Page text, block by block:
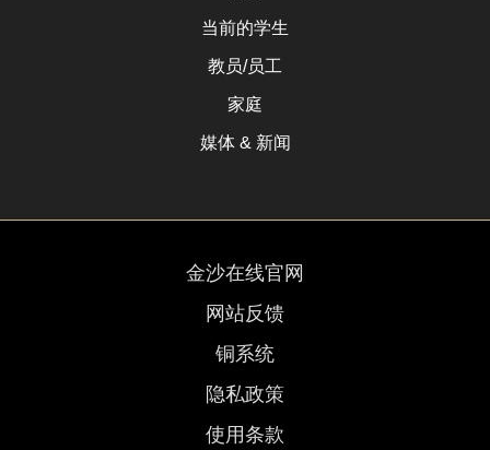
当前的学生
教员/员工
家庭
媒体 & 新闻
金沙在线官网
网站反馈
铜系统
隐私政策
使用条款